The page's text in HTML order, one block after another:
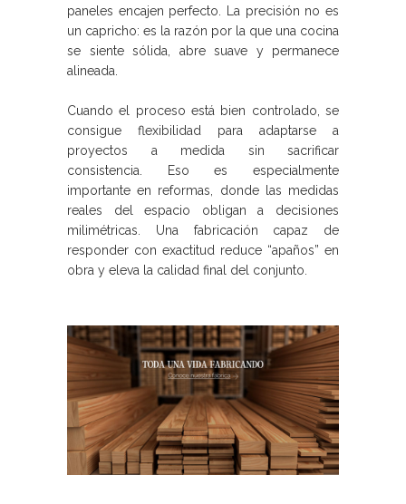
paneles encajen perfecto. La precisión no es
un capricho: es la razón por la que una cocina
se siente sólida, abre suave y permanece
alineada.
Cuando el proceso está bien controlado, se
consigue flexibilidad para adaptarse a
proyectos a medida sin sacrificar
consistencia. Eso es especialmente
importante en reformas, donde las medidas
reales del espacio obligan a decisiones
milimétricas. Una fabricación capaz de
responder con exactitud reduce “apaños” en
obra y eleva la calidad final del conjunto.